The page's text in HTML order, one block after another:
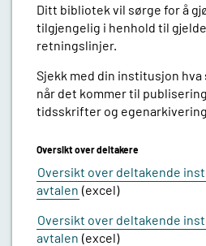
Ditt bibliotek vil sørge for å
tilgjengelig i henhold til
retningslinjer.
Sjekk med din institusjon hva
når det kommer til
tidsskrifter og
Oversikt over deltakere
Oversikt over deltakende
avtalen (excel)
Oversikt over deltakende
avtalen (excel)